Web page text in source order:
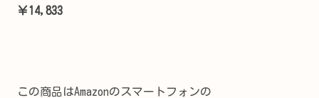
￥14,833
この商品はAmazonのスマートフォンの